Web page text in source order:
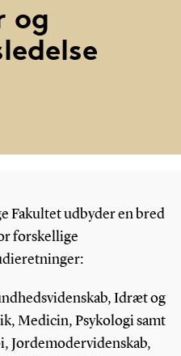
og
Fakultet udbyder en bred
forskellige
Idræt og
Medicin, Psykologi samt
Jordemodervidenskab,